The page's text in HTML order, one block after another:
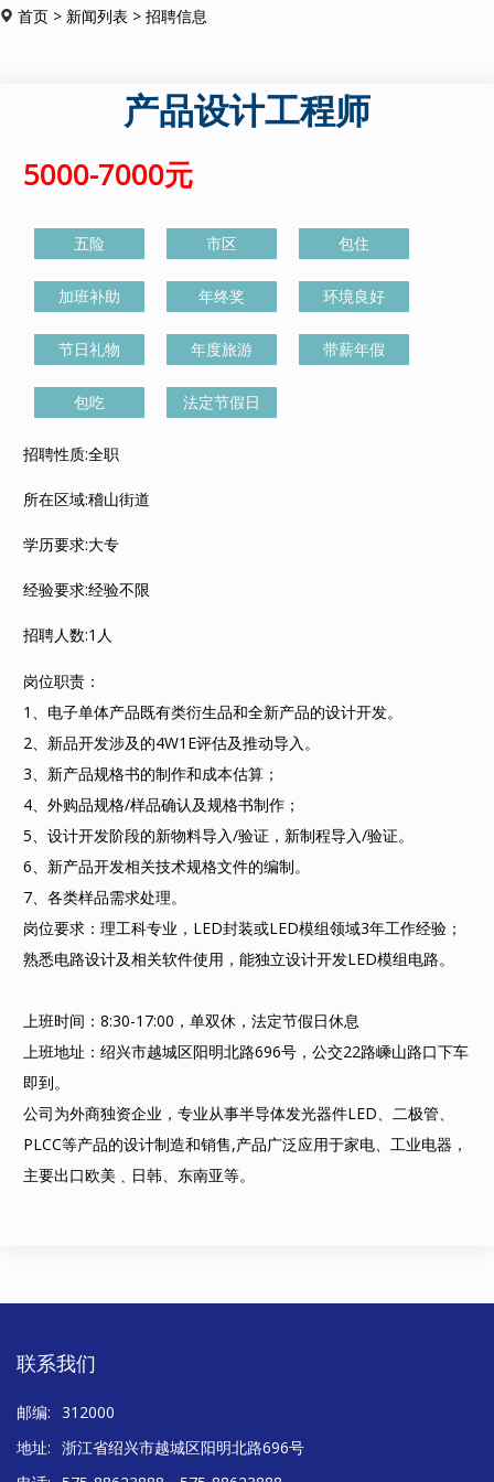
首页 > 新闻列表 > 招聘信息
产品设计工程师
5000-7000元
五险 市区 包住
加班补助 年终奖 环境良好
节日礼物 年度旅游 带薪年假
包吃 法定节假日
招聘性质:全职
所在区域:稽山街道
学历要求:大专
经验要求:经验不限
招聘人数:1人
岗位职责：
1、电子单体产品既有类衍生品和全新产品的设计开发。
2、新品开发涉及的4W1E评估及推动导入。
3、新产品规格书的制作和成本估算；
4、外购品规格/样品确认及规格书制作；
5、设计开发阶段的新物料导入/验证，新制程导入/验证。
6、新产品开发相关技术规格文件的编制。
7、各类样品需求处理。
岗位要求：理工科专业，LED封装或LED模组领域3年工作经验；
熟悉电路设计及相关软件使用，能独立设计开发LED模组电路。
上班时间：8:30-17:00，单双休，法定节假日休息
上班地址：绍兴市越城区阳明北路696号，公交22路嵊山路口下车
即到。
公司为外商独资企业，专业从事半导体发光器件LED、二极管、
PLCC等产品的设计制造和销售,产品广泛应用于家电、工业电器，
主要出口欧美﹑日韩、东南亚等。
联系我们
邮编: 312000
地址: 浙江省绍兴市越城区阳明北路696号